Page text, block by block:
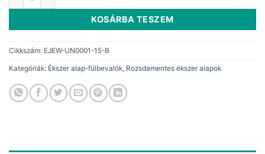
750 Ft.
KOSÁRBA TESZEM
Cikkszám: EJEW-UN0001-15-B
Kategóriák: Ékszer alap-fülbevalók, Rozsdamentes ékszer alapok